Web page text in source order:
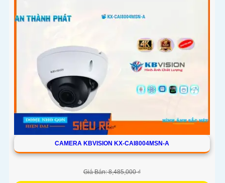
CAMERA KBVISION KX-CAI8004MSN-A
Giá Bán: 8,485,000 ₫